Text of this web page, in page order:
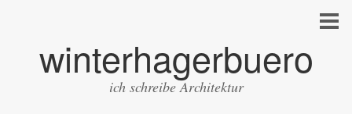
winterhagerbuero
ich schreibe Architektur